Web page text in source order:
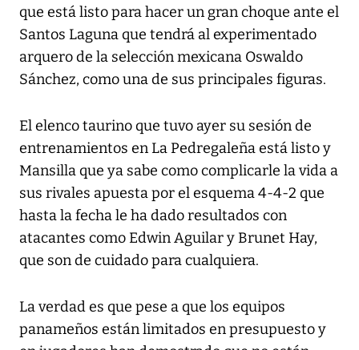
que está listo para hacer un gran choque ante el
Santos Laguna que tendrá al experimentado
arquero de la selección mexicana Oswaldo
Sánchez, como una de sus principales figuras.
El elenco taurino que tuvo ayer su sesión de
entrenamientos en La Pedregaleña está listo y
Mansilla que ya sabe como complicarle la vida a
sus rivales apuesta por el esquema 4-4-2 que
hasta la fecha le ha dado resultados con
atacantes como Edwin Aguilar y Brunet Hay,
que son de cuidado para cualquiera.
La verdad es que pese a que los equipos
panameños están limitados en presupuesto y